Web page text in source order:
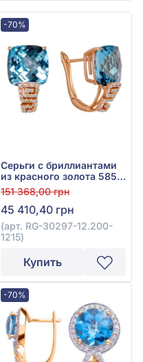
-70%
Серьги с бриллиантами
из красного золота 585°,
бриллиант 0,14ct, топаз
Swiss Blue 10,35ct, арт.
RG-30297-12.200-1215
151 368,00 грн
45 410,40 грн
(арт. RG-30297-12.200-
1215)
Купить
-70%